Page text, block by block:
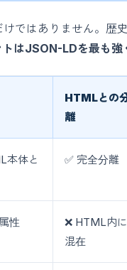
ではありません。歴
はJSON-LDを最も強
HTMLとの
離
本体と
✅ 完全分離
性
❌ HTML内に
混在